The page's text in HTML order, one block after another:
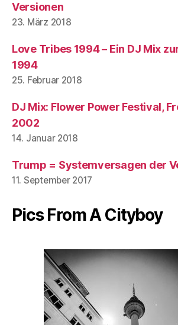
Versionen
23. März 2018
Love Tribes 1994 – Ein DJ Mix
1994
25. Februar 2018
DJ Mix: Flower Power Festival,
2002
14. Januar 2018
Trump = Systemversagen der
11. September 2017
Pics From A Cityboy